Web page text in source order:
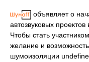
объявляет о
автозвуковых проектов
Чтобы стать
желание и
шумоизоляции